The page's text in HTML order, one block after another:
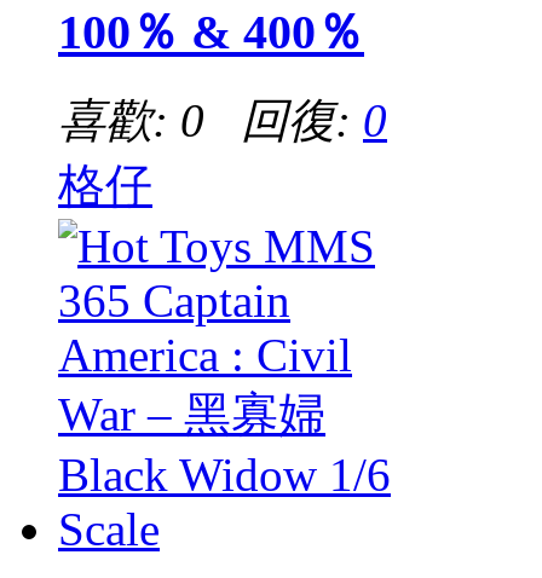
100％ & 400％
喜歡: 0 回復: 0
格仔